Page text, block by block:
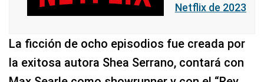
Netflix de 2023
La ficción de ocho episodios fue creada por
la exitosa autora Shea Serrano, contará con